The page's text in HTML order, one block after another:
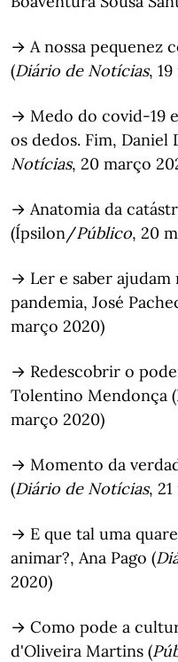
→ A nossa pequenez
(Diário de Notícias,
→ Medo do covid-19
os dedos. Fim, Daniel
Notícias, 20 março
→ Anatomia da
(Ípsilon/Público, 20
→ Ler e saber ajudam
pandemia, José
março 2020)
→ Redescobrir o
Tolentino Mendonça
março 2020)
→ Momento da
(Diário de Notícias,
→ E que tal uma
animar?, Ana Pago (
2020)
→ Como pode a
d'Oliveira Martins (